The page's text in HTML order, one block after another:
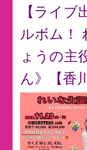
【ライ
ルボム！
ょうの主
ん》【香